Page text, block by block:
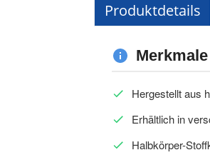
Produktdetails
Merkmale
Hergestellt aus
Erhältlich in
Halbkörper-